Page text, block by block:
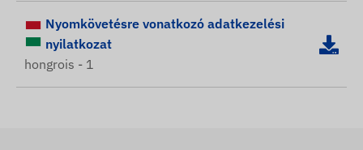
Nyomkövetésre vonatkozó adatkezelési
nyilatkozat
hongrois - 1